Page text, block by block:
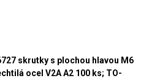
skrutky s plochou hlavou M6
ocel V2A A2 100 ks; TO-